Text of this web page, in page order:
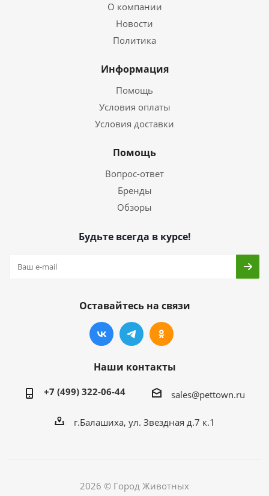
О компании
Новости
Политика
Информация
Помощь
Условия оплаты
Условия доставки
Помощь
Вопрос-ответ
Бренды
Обзоры
Будьте всегда в курсе!
Оставайтесь на связи
Наши контакты
+7 (499) 322-06-44 sales@pettown.ru
г.Балашиха, ул. Звездная д.7 к.1
2026 © Город Животных